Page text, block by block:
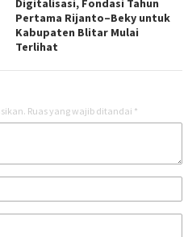
Digitalisasi, Fondasi Tahun
Pertama Rijanto–Beky untuk
Kabupaten Blitar Mulai
Terlihat
Ruas yang wajib ditandai *